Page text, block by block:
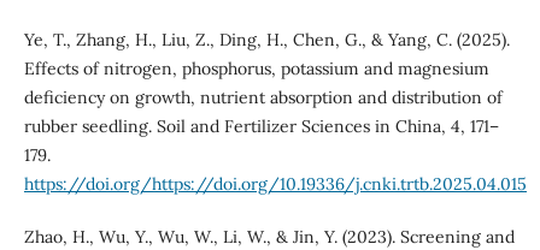
Ye, T., Zhang, H., Liu, Z., Ding, H., Chen, G., & Yang, C. (2025).
Effects of nitrogen, phosphorus, potassium and magnesium
deficiency on growth, nutrient absorption and distribution of
rubber seedling. Soil and Fertilizer Sciences in China, 4, 171–
179.
https://doi.org/https://doi.org/10.19336/j.cnki.trtb.2025.04.015
Zhao, H., Wu, Y., Wu, W., Li, W., & Jin, Y. (2023). Screening and